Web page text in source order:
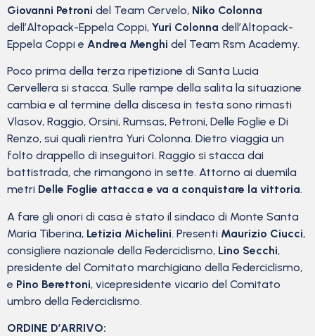
Giovanni Petroni del Team Cervelo, Niko Colonna
dell’Altopack-Eppela Coppi, Yuri Colonna dell’Altopack-
Eppela Coppi e Andrea Menghi del Team Rsm Academy.
Poco prima della terza ripetizione di Santa Lucia
Cervellera si stacca. Sulle rampe della salita la situazione
cambia e al termine della discesa in testa sono rimasti
Vlasov, Raggio, Orsini, Rumsas, Petroni, Delle Foglie e Di
Renzo, sui quali rientra Yuri Colonna. Dietro viaggia un
folto drappello di inseguitori. Raggio si stacca dai
battistrada, che rimangono in sette. Attorno ai duemila
metri Delle Foglie attacca e va a conquistare la vittoria.
A fare gli onori di casa è stato il sindaco di Monte Santa
Maria Tiberina, Letizia Michelini. Presenti Maurizio Ciucci,
consigliere nazionale della Federciclismo, Lino Secchi,
presidente del Comitato marchigiano della Federciclismo,
e Pino Berettoni, vicepresidente vicario del Comitato
umbro della Federciclismo.
ORDINE D’ARRIVO: